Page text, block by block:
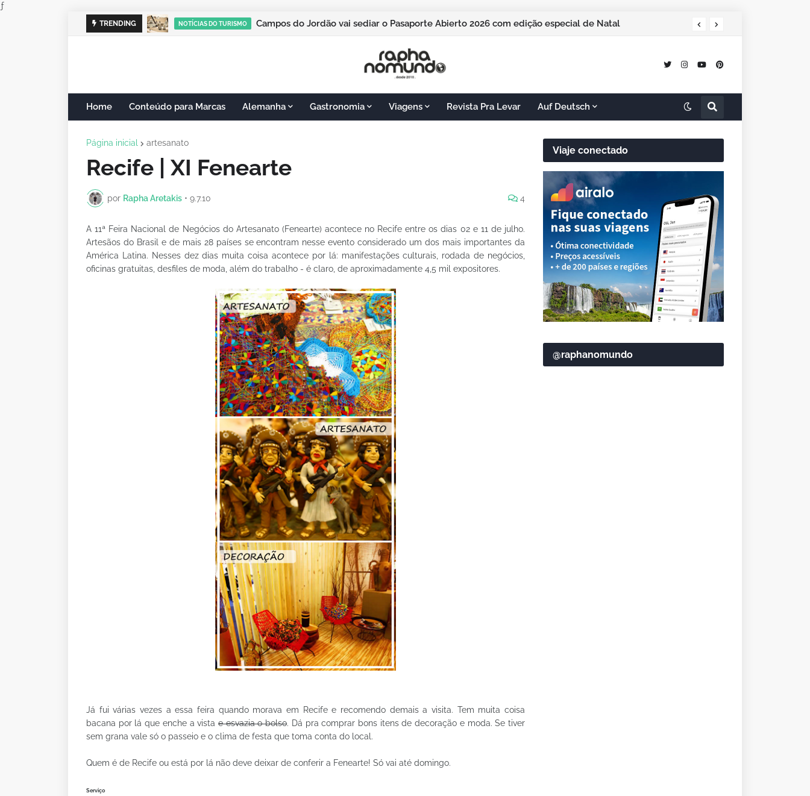
ƒ
TRENDING NOTÍCIAS DO TURISMO Campos do Jordão vai sediar o Pasaporte Abierto 2026 com edição especial de Natal
Home Conteúdo para Marcas Alemanha Gastronomia Viagens Revista Pra Levar Auf Deutsch
Página inicial artesanato
Recife | XI Fenearte
por Rapha Aretakis • 9.7.10 4
A 11ª Feira Nacional de Negócios do Artesanato (Fenearte) acontece no Recife entre os dias 02 e 11 de julho.
Artesãos do Brasil e de mais 28 países se encontram nesse evento considerado um dos mais importantes da
América Latina. Nesses dez dias muita coisa acontece por lá: manifestações culturais, rodada de negócios,
oficinas gratuitas, desfiles de moda, além do trabalho - é claro, de aproximadamente 4,5 mil expositores.
Já fui várias vezes a essa feira quando morava em Recife e recomendo demais a visita. Tem muita coisa
bacana por lá que enche a vista e esvazia o bolso. Dá pra comprar bons itens de decoração e moda. Se tiver
sem grana vale só o passeio e o clima de festa que toma conta do local.
Quem é de Recife ou está por lá não deve deixar de conferir a Fenearte! Só vai até domingo.
Serviço
Viaje conectado
@raphanomundo